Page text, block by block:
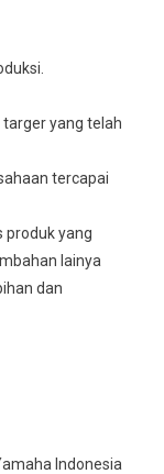
yang telah
tercapai
produk yang
lainya
dan
Indonesia